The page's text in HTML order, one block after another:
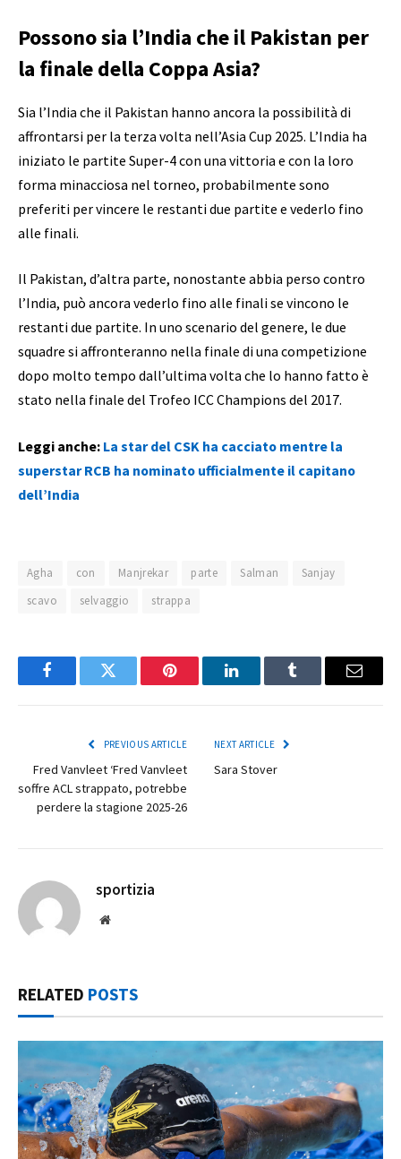
Possono sia l’India che il Pakistan per
la finale della Coppa Asia?
Sia l’India che il Pakistan hanno ancora la possibilità di
affrontarsi per la terza volta nell’Asia Cup 2025. L’India ha
iniziato le partite Super-4 con una vittoria e con la loro
forma minacciosa nel torneo, probabilmente sono
preferiti per vincere le restanti due partite e vederlo fino
alle finali.
Il Pakistan, d’altra parte, nonostante abbia perso contro
l’India, può ancora vederlo fino alle finali se vincono le
restanti due partite. In uno scenario del genere, le due
squadre si affronteranno nella finale di una competizione
dopo molto tempo dall’ultima volta che lo hanno fatto è
stato nella finale del Trofeo ICC Champions del 2017.
Leggi anche: La star del CSK ha cacciato mentre la
superstar RCB ha nominato ufficialmente il capitano
dell’India
Agha con Manjrekar parte Salman
Sanjay
scavo
selvaggio strappa
FacebookTwitter Pinterest LinkedInTumblr Email
PREVIOUS ARTICLE
Fred Vanvleet ‘Fred Vanvleet
soffre ACL strappato, potrebbe
perdere la stagione 2025-26
NEXT ARTICLE
Sara Stover
sportizia
Website
RELATED POSTS